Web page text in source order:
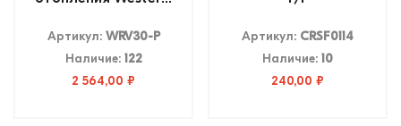
Артикул: WRV30-P
Наличие: 122
2 564,00 ₽
Артикул: CRSF0114
Наличие: 10
240,00 ₽